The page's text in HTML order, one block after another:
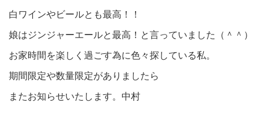
白ワインやビールとも最高！！
娘はジンジャーエールと最高！と言っていました（＾＾）
お家時間を楽しく過ごす為に色々探している私。
期間限定や数量限定がありましたら
またお知らせいたします。中村